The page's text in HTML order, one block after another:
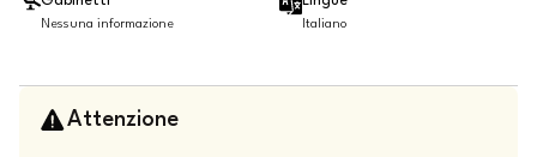
Nessuna informazione Italiano
Attenzione